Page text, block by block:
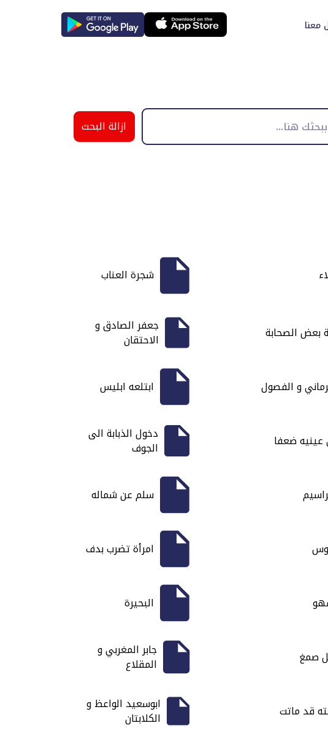
معنا
ازالة البحث
شجرة العناب
بعض الصحابة جعفر الصادق و
الاحتقان
و الفصول ابتلعه ابليس
ضعفا دخول الذبابة الى
الجوف
سلم عن شماله
امرأة تضرب بدف
البحيرة
صمغ جابر المغربي و
المقلاع
قد ماتت ابوسعيد الواعظ و
الكلابتان